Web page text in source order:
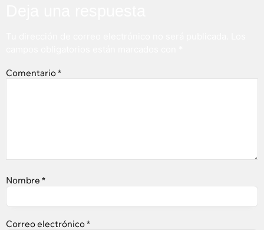
Comentario*
Nombre *
Correo electrónico*